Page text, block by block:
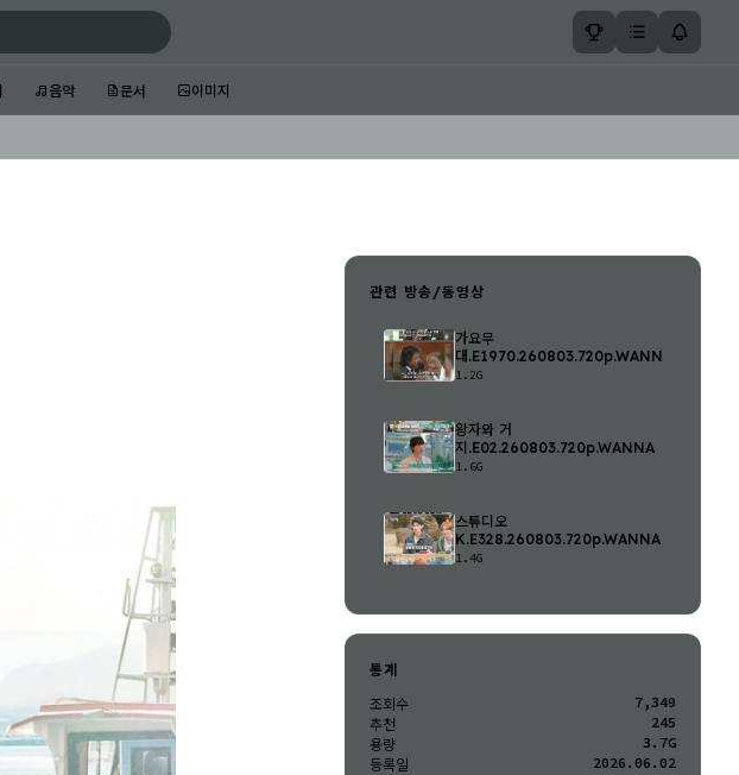
음악 문서 이미지
관련 방송/동영상
가요무
대.E1970.260803.720p.WANNA
1.2G
왕자와 거
지.E02.260803.720p.WANNA
1.6G
스튜디오
K.E328.260803.720p.WANNA
1.4G
통계
조회수
7,349
추천
245
용량
3.7G
등록일
2026.06.02